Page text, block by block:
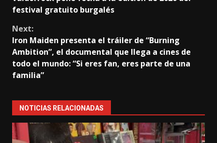
Reading
festival gratuito burgalés
Next:
Iron Maiden presenta el tráiler de “Burning
Ambition”, el documental que llega a cines de
todo el mundo: “Si eres fan, eres parte de una
familia”
NOTICIAS RELACIONADAS